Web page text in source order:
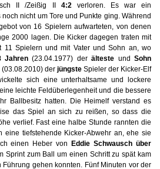
II /Zeißig II 4:2verloren. Es war ein
nicht um Tore und Punkte ging. Während
von 16 Spielern aufwarteten, von denen
2000 lagen. Die Kicker dagegen traten mit
11 Spielern und mit Vater und Sohn an, wo
Jahren (23.04.1977) derälteste undSohn
(03.08.2010) der jüngsteSpieler der Kicker-Elf
sich eine unterhaltsame und lockere
leichte Feldüberlegenheit und die bessere
Ballbesitz hatten. Die Heimelf verstand es
das Spiel an sich zu reißen, so dass die
verlief. Fast eine halbe Stunde rannten die
eine tiefstehende Kicker-Abwehr an, ehe sie
einen Heber von
Eddie Schwausch über
Sprint zum Ball um einen Schritt zu spät kam
Führung gehen konnten. Fünf Minuten vor der